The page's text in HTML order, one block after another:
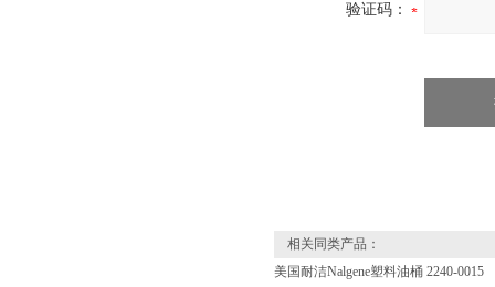
验证码：
相关同类产品：
美国耐洁Nalgene塑料油桶 2240-0015